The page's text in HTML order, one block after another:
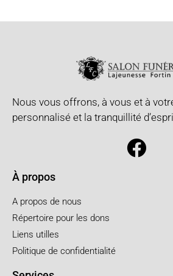
Nous vous offrons, à vous et à
personnalisé et la tranquillité
À propos
A propos de nous
Répertoire pour les dons
Liens utilles
Politique de confidentialité